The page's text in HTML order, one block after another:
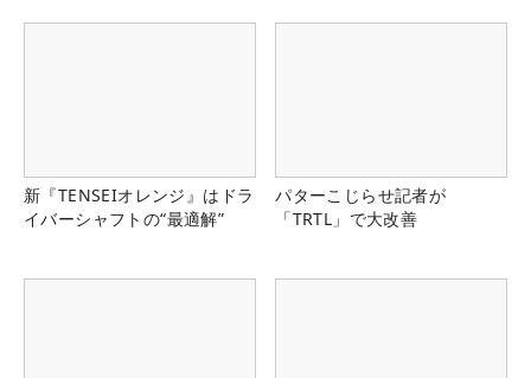
新『TENSEIオレンジ』はドラ
イバーシャフトの“最適解”
パターこじらせ記者が
「TRTL」で大改善